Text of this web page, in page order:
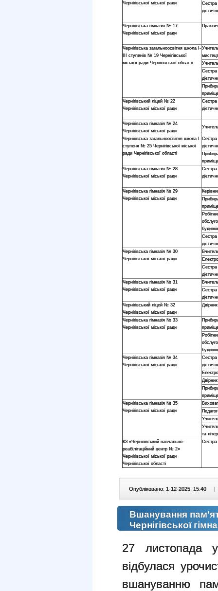
Чернігівської міської ради
Сестра
Чернігівська гімназія № 17
Чернігівської міської ради
Чернігівська загальноосвітня школа І-
ІІІ ступенів № 19 Чернігівської
міської ради Чернігівської області
Сестра
Чернігівський ліцей № 22
Чернігівської міської ради
Сестра
Чернігівська гімназія № 24
Чернігівської міської ради
Чернігівська загальноосвітня школа І
ступеня № 25 Чернігівської міської
ради Чернігівської області
Сестра
Чернігівська гімназія № 28
Чернігівської міської ради
Сестра
Чернігівська гімназія № 29
Чернігівської міської ради
Сестра
Чернігівська гімназія № 30
Чернігівської міської ради
Сестра
Чернігівська гімназія № 31
Чернігівської міської ради
Сестра
Чернігівський ліцей № 32
Чернігівської міської ради
Двірник
Чернігівська гімназія № 33
Чернігівської міської ради
Чернігівська гімназія № 34
Чернігівської міської ради
Сестра
Двірник
Чернігівська гімназія № 35
Чернігівської міської ради
та
КЗ «Чернігівський навчально-
реабілітаційний центр № 2»
Чернігівської міської ради
Чернігівської області
Сестра
Опубліковано: 1-12-2025, 15:40 |
Вшанування
Чернігівської
27 листопада у
відбулася
вшануванню